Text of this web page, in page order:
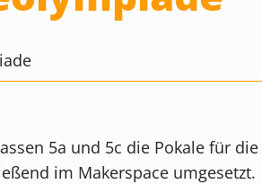
5a und 5c die Pokale für
im Makerspace umgesetzt.